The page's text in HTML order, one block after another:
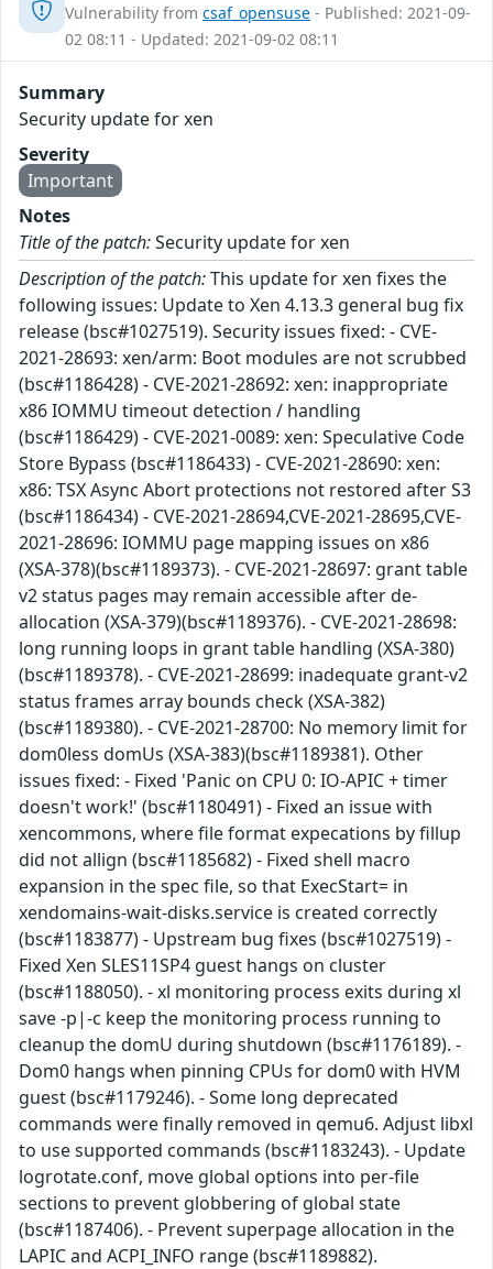
Vulnerability from csaf_opensuse - Published: 2021-09-
02 08:11 - Updated: 2021-09-02 08:11
Summary
Security update for xen
Severity
Important
Notes
Title of the patch:Security update for xen
Description of the patch:This update for xen fixes the
following issues: Update to Xen 4.13.3 general bug fix
release (bsc#1027519). Security issues fixed: - CVE-
2021-28693: xen/arm: Boot modules are not scrubbed
(bsc#1186428) - CVE-2021-28692: xen: inappropriate
x86 IOMMU timeout detection / handling
(bsc#1186429) - CVE-2021-0089: xen: Speculative Code
Store Bypass (bsc#1186433) - CVE-2021-28690: xen:
x86: TSX Async Abort protections not restored after S3
(bsc#1186434) - CVE-2021-28694,CVE-2021-28695,CVE-
2021-28696: IOMMU page mapping issues on x86
(XSA-378)(bsc#1189373). - CVE-2021-28697: grant table
v2 status pages may remain accessible after de-
allocation (XSA-379)(bsc#1189376). - CVE-2021-28698:
long running loops in grant table handling (XSA-380)
(bsc#1189378). - CVE-2021-28699: inadequate grant-v2
status frames array bounds check (XSA-382)
(bsc#1189380). - CVE-2021-28700: No memory limit for
dom0less domUs (XSA-383)(bsc#1189381). Other
issues fixed: - Fixed 'Panic on CPU 0: IO-APIC + timer
doesn't work!' (bsc#1180491) - Fixed an issue with
xencommons, where file format expecations by fillup
did not allign (bsc#1185682) - Fixed shell macro
expansion in the spec file, so that ExecStart= in
xendomains-wait-disks.service is created correctly
(bsc#1183877) - Upstream bug fixes (bsc#1027519) -
Fixed Xen SLES11SP4 guest hangs on cluster
(bsc#1188050). - xl monitoring process exits during xl
save -p|-c keep the monitoring process running to
cleanup the domU during shutdown (bsc#1176189). -
Dom0 hangs when pinning CPUs for dom0 with HVM
guest (bsc#1179246). - Some long deprecated
commands were finally removed in qemu6. Adjust libxl
to use supported commands (bsc#1183243). - Update
logrotate.conf, move global options into per-file
sections to prevent globbering of global state
(bsc#1187406). - Prevent superpage allocation in the
LAPIC and ACPI_INFO range (bsc#1189882).